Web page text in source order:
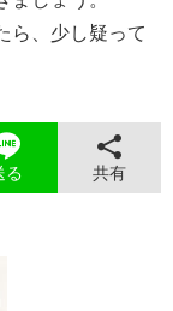
ら、少し疑って
る 共有